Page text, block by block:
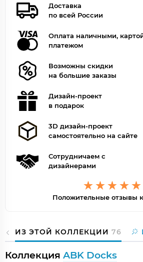
Доставка
по всей России
Оплата наличными,
платежом
Возможны скидки
на большие заказы
Дизайн-проект
в подарок
3D дизайн-проект
самостоятельно на сайте
Сотрудничаем с
дизайнерами
Положительные отзывы
ИЗ ЭТОЙ КОЛЛЕКЦИИ 76
Коллекция ABK Docks